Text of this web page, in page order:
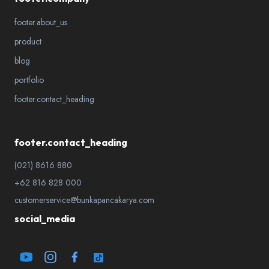
footer.about_us
product
blog
portfolio
footer.contact_heading
footer.contact_heading
(021) 8616 880
+62 816 828 000
customerservice@bunkapancakarya.com
social_media